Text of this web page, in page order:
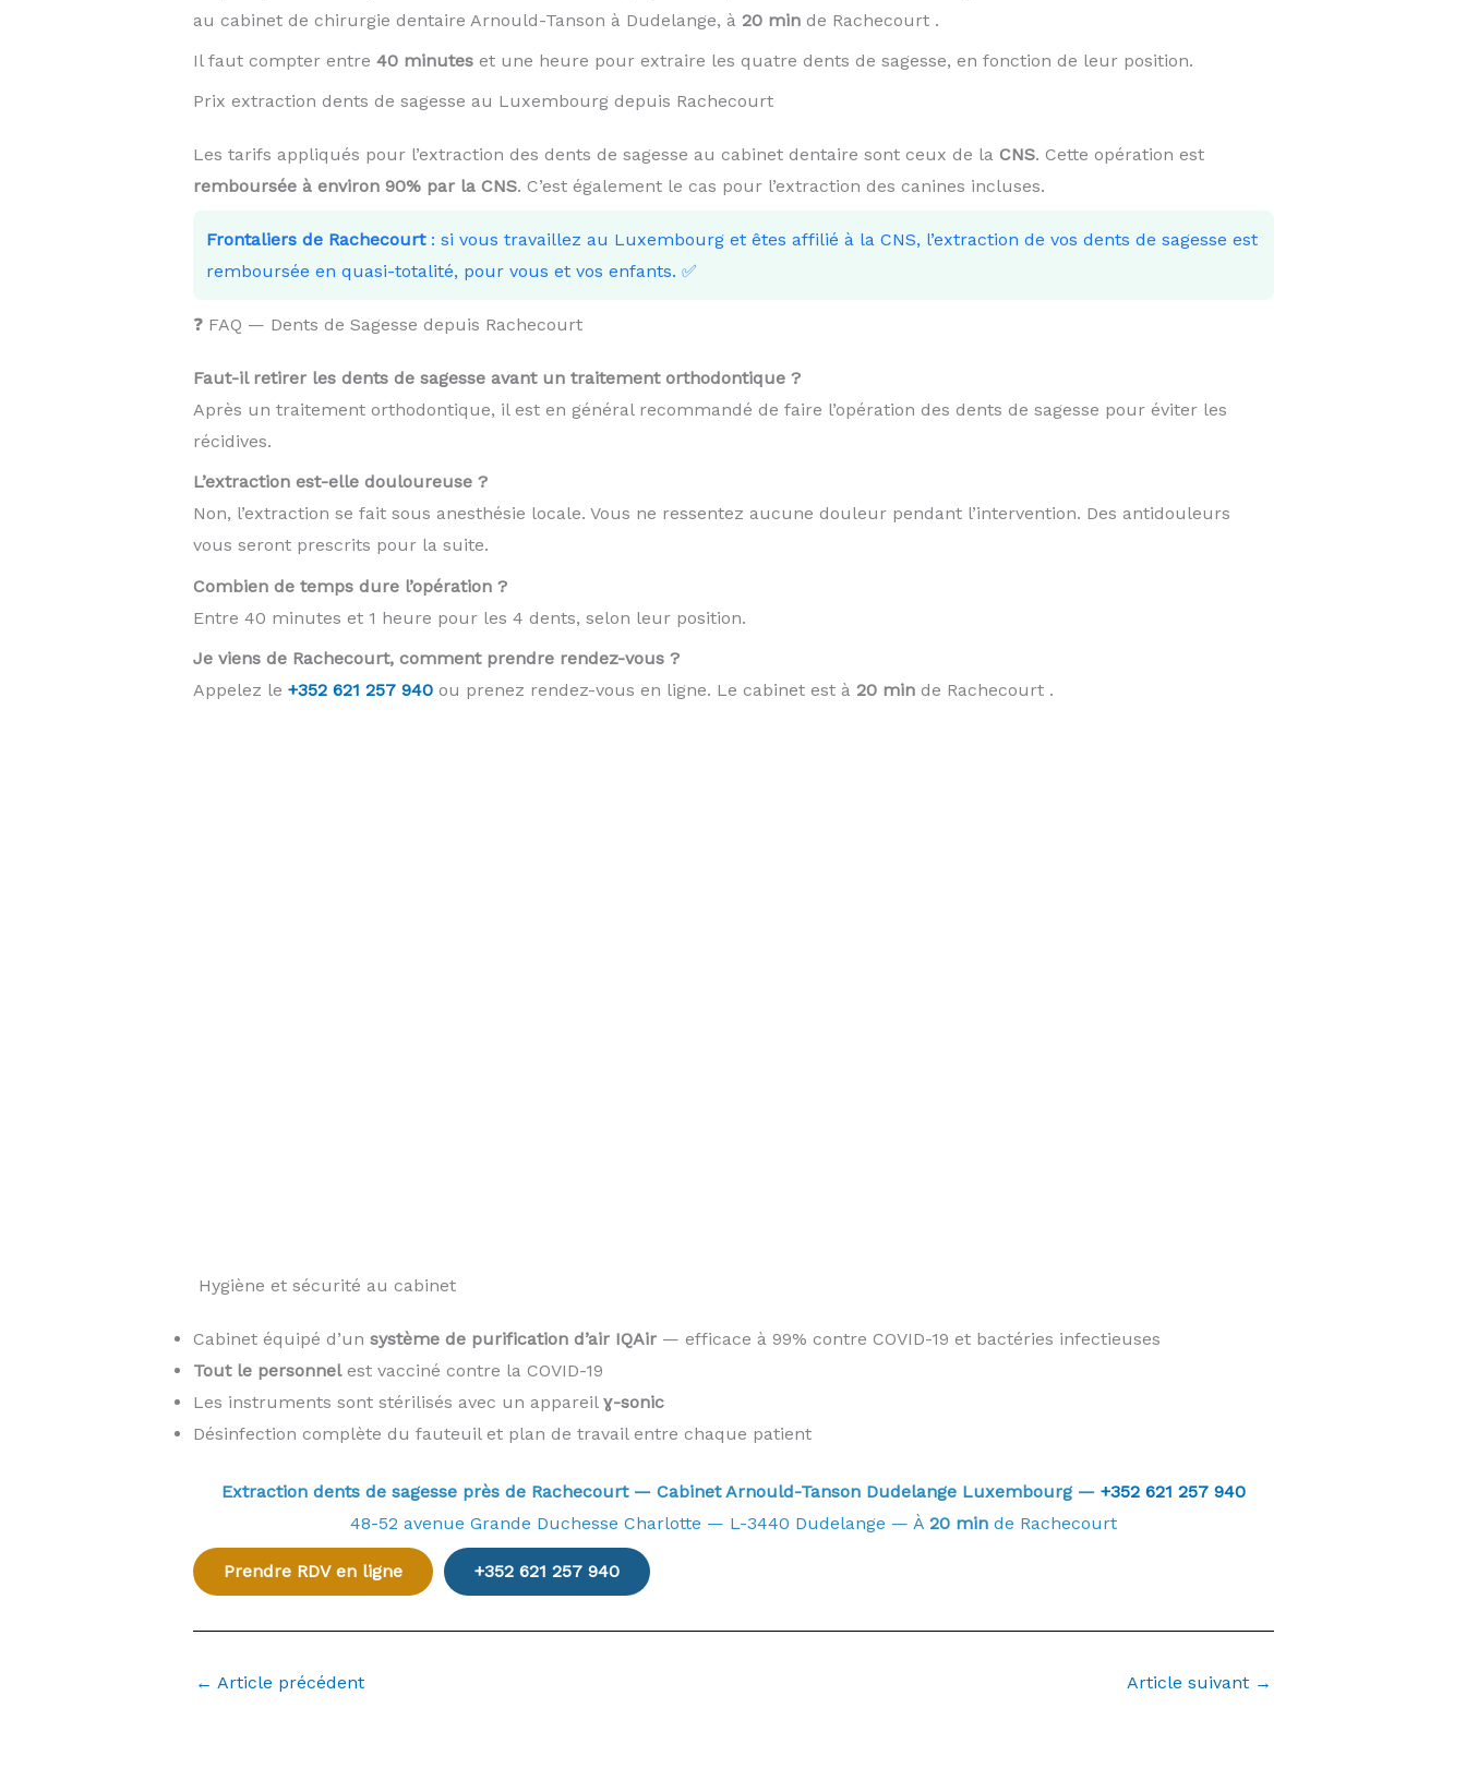
au cabinet de chirurgie dentaire Arnould-Tanson à Dudelange, à 20 minde Rachecourt .
Il faut compter entre 40 minuteset une heure pour extraire les quatre dents de sagesse, en fonction de leur position.
Prix extraction dents de sagesse au Luxembourg depuis Rachecourt
Les tarifs appliqués pour l’extraction des dents de sagesse au cabinet dentaire sont ceux de la CNS. Cette opération est
remboursée à environ 90% par la CNS. C’est également le cas pour l’extraction des canines incluses.
Frontaliers de Rachecourt: si vous travaillez au Luxembourg et êtes affilié à la CNS, l’extraction de vos dents de sagesse est
remboursée en quasi-totalité, pour vous et vos enfants. ✅
❓ FAQ — Dents de Sagesse depuis Rachecourt
Faut-il retirer les dents de sagesse avant un traitement orthodontique ?
Après un traitement orthodontique, il est en général recommandé de faire l’opération des dents de sagesse pour éviter les
récidives.
L’extraction est-elle douloureuse ?
Non, l’extraction se fait sous anesthésie locale. Vous ne ressentez aucune douleur pendant l’intervention. Des antidouleurs
vous seront prescrits pour la suite.
Combien de temps dure l’opération ?
Entre 40 minutes et 1 heure pour les 4 dents, selon leur position.
Je viens de Rachecourt, comment prendre rendez-vous ?
Appelez le +352 621 257 940ou prenez rendez-vous en ligne. Le cabinet est à 20 minde Rachecourt .
️ Hygiène et sécurité au cabinet
Cabinet équipé d’un système de purification d’air IQAir— efficace à 99% contre COVID-19 et bactéries infectieuses
Tout le personnelest vacciné contre la COVID-19
Les instruments sont stérilisés avec un appareil ɣ-sonic
Désinfection complète du fauteuil et plan de travail entre chaque patient
Extraction dents de sagesse près de Rachecourt — Cabinet Arnould-Tanson Dudelange Luxembourg — +352 621 257 940
48-52 avenue Grande Duchesse Charlotte — L-3440 Dudelange — À 20 minde Rachecourt
Prendre RDV en ligne +352 621 257 940
← Article précédent Article suivant →